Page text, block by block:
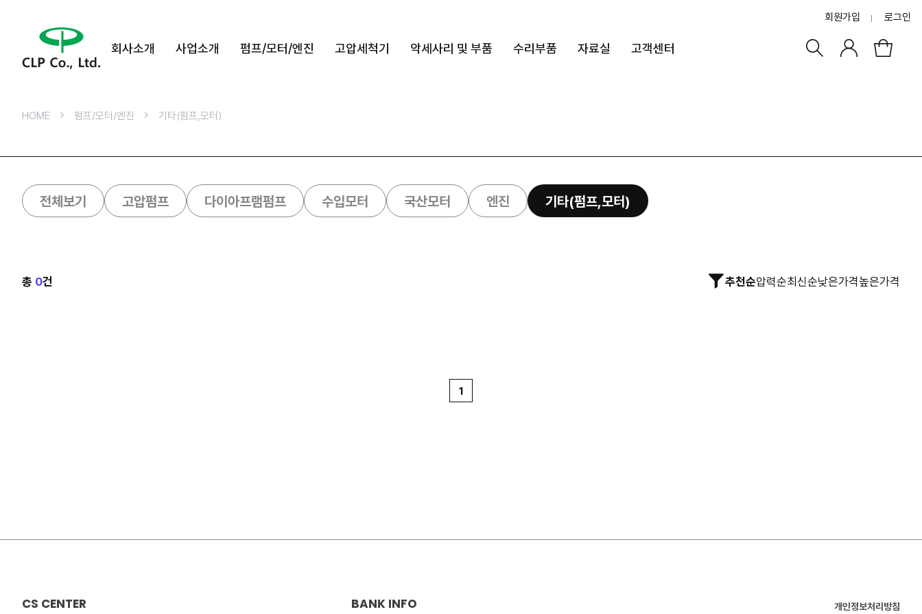
회원가입 로그인
회사소개 사업소개 펌프/모터/엔진 고압세척기 악세사리 및 부품 수리부품 자료실 고객센터
HOME 펌프/모터/엔진 기타(펌프,모터)
전체보기 고압펌프 다이아프램펌프 수입모터 국산모터 엔진 기타(펌프,모터)
총 0건 추천순압력순최신순낮은가격높은가격
1
CS CENTER BANK INFO 개인정보처리방침